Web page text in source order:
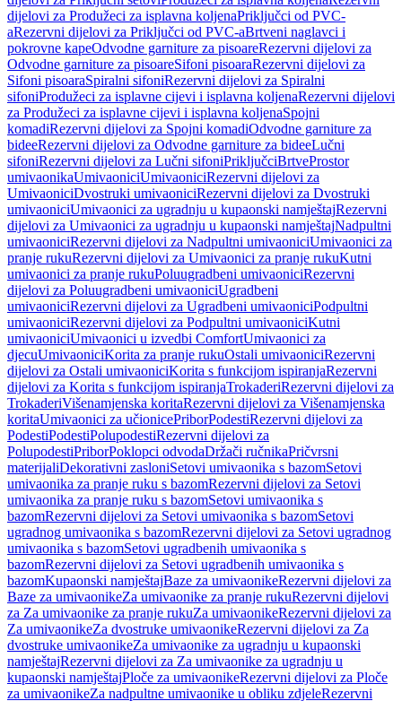
dijelovi za Produžeci za isplavna koljenaPriključci od PVC-
aRezervni dijelovi za Priključci od PVC-aBrtveni naglavci i
pokrovne kapeOdvodne garniture za pisoareRezervni dijelovi za
Odvodne garniture za pisoareSifoni pisoaraRezervni dijelovi za
Sifoni pisoaraSpiralni sifoniRezervni dijelovi za Spiralni
sifoniProdužeci za isplavne cijevi i isplavna koljenaRezervni dijelovi
za Produžeci za isplavne cijevi i isplavna koljenaSpojni
komadiRezervni dijelovi za Spojni komadiOdvodne garniture za
bideeRezervni dijelovi za Odvodne garniture za bideeLučni
sifoniRezervni dijelovi za Lučni sifoniPriključciBrtveProstor
umivaonikaUmivaoniciUmivaoniciRezervni dijelovi za
UmivaoniciDvostruki umivaoniciRezervni dijelovi za Dvostruki
umivaoniciUmivaonici za ugradnju u kupaonski namještajRezervni
dijelovi za Umivaonici za ugradnju u kupaonski namještajNadpultni
umivaoniciRezervni dijelovi za Nadpultni umivaoniciUmivaonici za
pranje rukuRezervni dijelovi za Umivaonici za pranje rukuKutni
umivaonici za pranje rukuPoluugradbeni umivaoniciRezervni
dijelovi za Poluugradbeni umivaoniciUgradbeni
umivaoniciRezervni dijelovi za Ugradbeni umivaoniciPodpultni
umivaoniciRezervni dijelovi za Podpultni umivaoniciKutni
umivaoniciUmivaonici u izvedbi ComfortUmivaonici za
djecuUmivaoniciKorita za pranje rukuOstali umivaoniciRezervni
dijelovi za Ostali umivaoniciKorita s funkcijom ispiranjaRezervni
dijelovi za Korita s funkcijom ispiranjaTrokaderiRezervni dijelovi za
TrokaderiVišenamjenska koritaRezervni dijelovi za Višenamjenska
koritaUmivaonici za učionicePriborPodestiRezervni dijelovi za
PodestiPodestiPolupodestiRezervni dijelovi za
PolupodestiPriborPoklopci odvodaDržači ručnikaPričvrsni
materijaliDekorativni zasloniSetovi umivaonika s bazomSetovi
umivaonika za pranje ruku s bazomRezervni dijelovi za Setovi
umivaonika za pranje ruku s bazomSetovi umivaonika s
bazomRezervni dijelovi za Setovi umivaonika s bazomSetovi
ugradnog umivaonika s bazomRezervni dijelovi za Setovi ugradnog
umivaonika s bazomSetovi ugradbenih umivaonika s
bazomRezervni dijelovi za Setovi ugradbenih umivaonika s
bazomKupaonski namještajBaze za umivaonikeRezervni dijelovi za
Baze za umivaonikeZa umivaonike za pranje rukuRezervni dijelovi
za Za umivaonike za pranje rukuZa umivaonikeRezervni dijelovi za
Za umivaonikeZa dvostruke umivaonikeRezervni dijelovi za Za
dvostruke umivaonikeZa umivaonike za ugradnju u kupaonski
namještajRezervni dijelovi za Za umivaonike za ugradnju u
kupaonski namještajPloče za umivaonikeRezervni dijelovi za Ploče
za umivaonikeZa nadpultne umivaonike u obliku zdjeleRezervni